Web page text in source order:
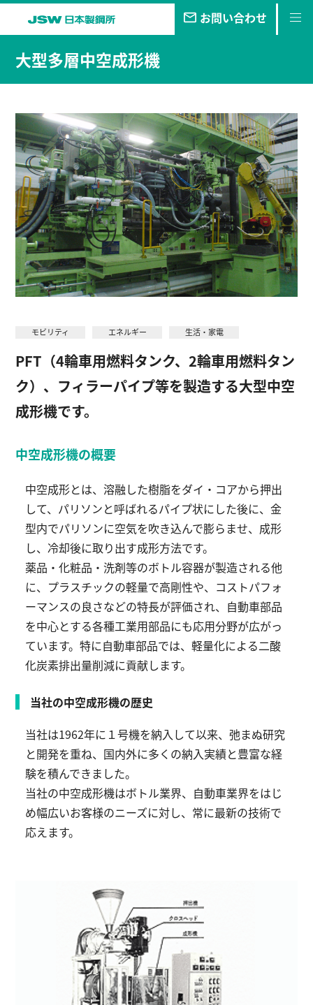
お問い合わせ
私たちの目指す未来
事業・製品
技報
企業情報
サステナビリティ
株主・投資家情報
採用情報
English お問い合わせ
大型多層中空成形機
モビリティ エネルギー 生活・家電
PFT（4輪車用燃料タンク、2輪車用燃料タン
ク）、フィラーパイプ等を製造する大型中空
成形機です。
中空成形機の概要
中空成形とは、溶融した樹脂をダイ・コアから押出
して、パリソンと呼ばれるパイプ状にした後に、金
型内でパリソンに空気を吹き込んで膨らませ、成形
し、冷却後に取り出す成形方法です。
薬品・化粧品・洗剤等のボトル容器が製造される他
に、プラスチックの軽量で高剛性や、コストパフォ
ーマンスの良さなどの特長が評価され、自動車部品
を中心とする各種工業用部品にも応用分野が広がっ
ています。特に自動車部品では、軽量化による二酸
化炭素排出量削減に貢献します。
当社の中空成形機の歴史
当社は1962年に１号機を納入して以来、弛まぬ研究
と開発を重ね、国内外に多くの納入実績と豊富な経
験を積んできました。
当社の中空成形機はボトル業界、自動車業界をはじ
め幅広いお客様のニーズに対し、常に最新の技術で
応えます。